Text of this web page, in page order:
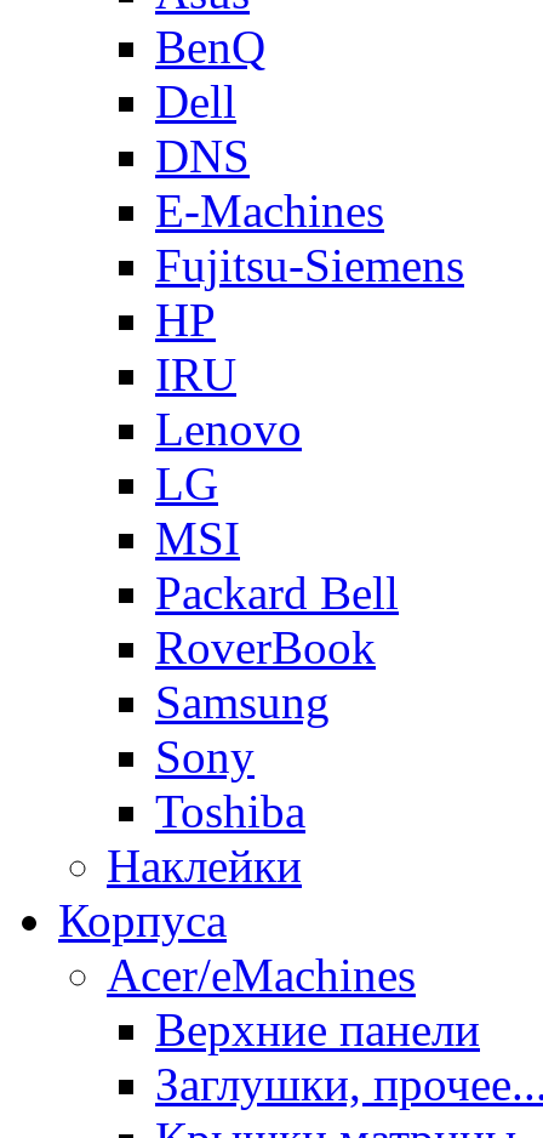
BenQ
Dell
DNS
E-Machines
Fujitsu-Siemens
HP
IRU
Lenovo
LG
MSI
Packard Bell
RoverBook
Samsung
Sony
Toshiba
Наклейки
Корпуса
Acer/eMachines
Верхние панели
Заглушки,